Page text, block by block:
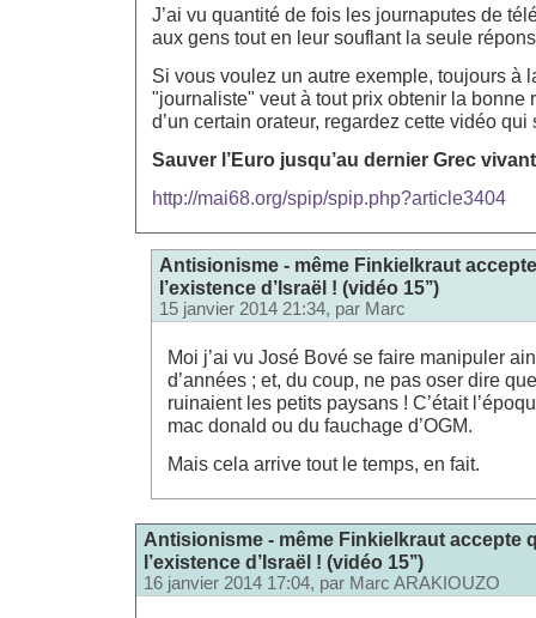
J’ai vu quantité de fois les journaputes de
aux gens tout en leur souflant la seule
Si vous voulez un autre exemple, toujours à
"journaliste" veut à tout prix obtenir la bonne
d’un certain orateur, regardez cette vidéo
Sauver l’Euro jusqu’au dernier Grec
http://mai68.org/spip/spip.php?article3404
Antisionisme - même Finkielkraut
l’existence d’Israël ! (vidéo 15’’)
15 janvier 2014 21:34, par Marc
Moi j’ai vu José Bové se faire manipuler
d’années ; et, du coup, ne pas oser dire
ruinaient les petits paysans ! C’était
mac donald ou du fauchage d’OGM.
Mais cela arrive tout le temps, en fait.
Antisionisme - même Finkielkraut accepte
l’existence d’Israël ! (vidéo 15’’)
16 janvier 2014 17:04, par Marc ARAKIOUZO